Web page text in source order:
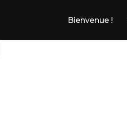
Bienvenue !